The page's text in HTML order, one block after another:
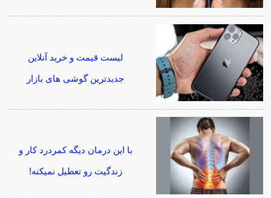
لیست قیمت و خرید آنلاین
جدیدترین گوشی های بازار
با این درمان دیگه کمردرد کار و
زندگیت رو تعطیل نمیکنه!